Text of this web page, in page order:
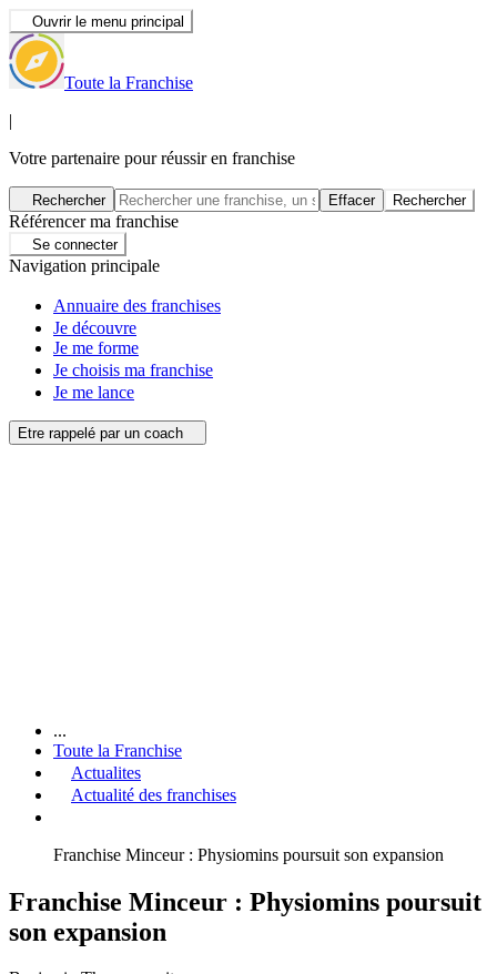
Ouvrir le menu principal
Toute la Franchise
|
Votre partenaire pour réussir en franchise
Rechercher Effacer Rechercher
Référencer ma franchise
Se connecter
Navigation principale
Annuaire des franchises
Je découvre
Je me forme
Je choisis ma franchise
Je me lance
Etre rappelé par un coach
...
Toute la Franchise
Actualites
Actualité des franchises
Franchise Minceur : Physiomins poursuit son expansion
Franchise Minceur : Physiomins poursuit
son expansion